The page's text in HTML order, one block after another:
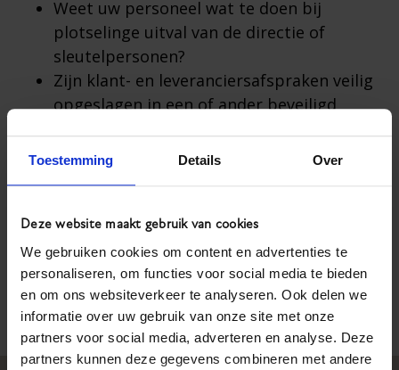
Toestemming Details Over
Deze website maakt gebruik van cookies
We gebruiken cookies om content en advertenties te
personaliseren, om functies voor social media te bieden
en om ons websiteverkeer te analyseren. Ook delen we
informatie over uw gebruik van onze site met onze
partners voor social media, adverteren en analyse. Deze
partners kunnen deze gegevens combineren met andere
Weet uw personeel wat te doen bij
plotselinge uitval van de directie of
sleutelpersonen?
Zijn klant- en leveranciersafspraken veilig
opgeslagen in een of ander beveiligd
Download hier de
Calamiteitencheck
Terug naaroverzicht